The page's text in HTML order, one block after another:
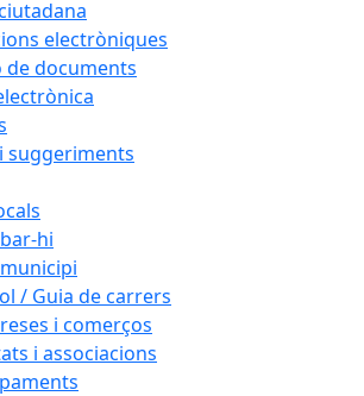
electròniques
de documents
suggeriments
hi
/ Guia de carrers
i comerços
i associacions